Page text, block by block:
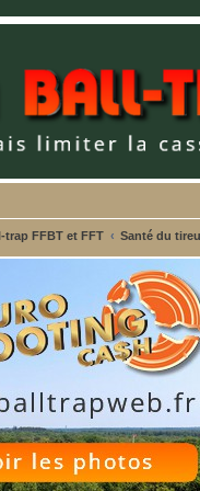
FFBT et FFT Santé du